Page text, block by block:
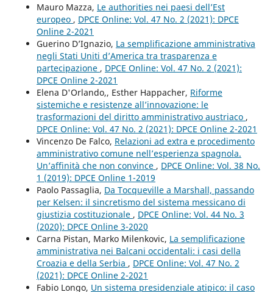
Mauro Mazza, Le authorities nei paesi dell’Est
europeo , DPCE Online: Vol. 47 No. 2 (2021): DPCE
Online 2-2021
Guerino D’Ignazio, La semplificazione amministrativa
negli Stati Uniti d’America tra trasparenza e
partecipazione , DPCE Online: Vol. 47 No. 2 (2021):
DPCE Online 2-2021
Elena D'Orlando,, Esther Happacher, Riforme
sistemiche e resistenze all’innovazione: le
trasformazioni del diritto amministrativo austriaco ,
DPCE Online: Vol. 47 No. 2 (2021): DPCE Online 2-2021
Vincenzo De Falco, Relazioni ad extra e procedimento
amministrativo comune nell’esperienza spagnola.
Un’affinità che non convince , DPCE Online: Vol. 38 No.
1 (2019): DPCE Online 1-2019
Paolo Passaglia, Da Tocqueville a Marshall, passando
per Kelsen: il sincretismo del sistema messicano di
giustizia costituzionale , DPCE Online: Vol. 44 No. 3
(2020): DPCE Online 3-2020
Carna Pistan, Marko Milenkovic, La semplificazione
amministrativa nei Balcani occidentali: i casi della
Croazia e della Serbia , DPCE Online: Vol. 47 No. 2
(2021): DPCE Online 2-2021
Fabio Longo, Un sistema presidenziale atipico: il caso